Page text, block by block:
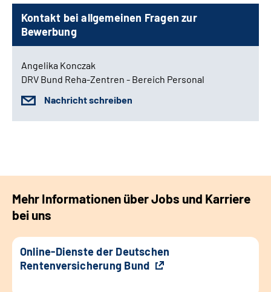
Kontakt bei allgemeinen Fragen zur
Bewerbung
Angelika Konczak
DRV Bund Reha-Zentren - Bereich Personal
Nachricht schreiben
Mehr Informationen über Jobs und Karriere
bei uns
Online-Dienste der Deutschen
Rentenversicherung Bund